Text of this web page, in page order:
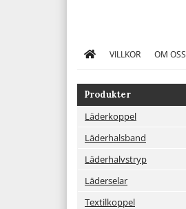
VILLKOR OM OSS
Produkter
Läderkoppel
Läderhalsband
Läderhalvstryp
Läderselar
Textilkoppel